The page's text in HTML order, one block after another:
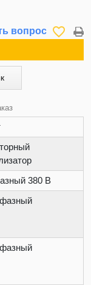
вопрос favorite_border
380 В